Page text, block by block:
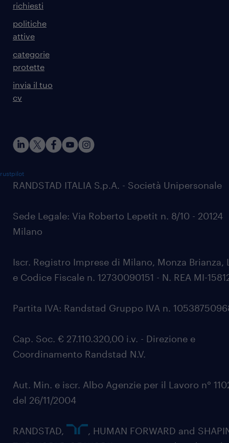
richiesti
politiche
attive
categorie
protette
invia il tuo
cv
RANDSTAD ITALIA S.p.A. - Società Unipersonale
Sede Legale: Via Roberto Lepetit n. 8/10 - 20124
Milano
Iscr. Registro Imprese di Milano, Monza Brianza,
e Codice Fiscale n. 12730090151 - N. REA MI-
Partita IVA: Randstad Gruppo IVA n.
Cap. Soc. € 27.110.320,00 i.v. - Direzione e
Coordinamento Randstad N.V.
Aut. Min. e iscr. Albo Agenzie per il Lavoro n°
del 26/11/2004
RANDSTAD,
, HUMAN FORWARD and